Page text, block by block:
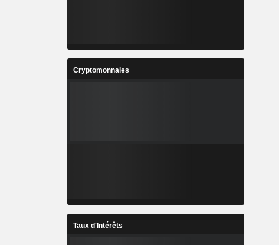
Cryptomonnaies
Taux d'Intérêts